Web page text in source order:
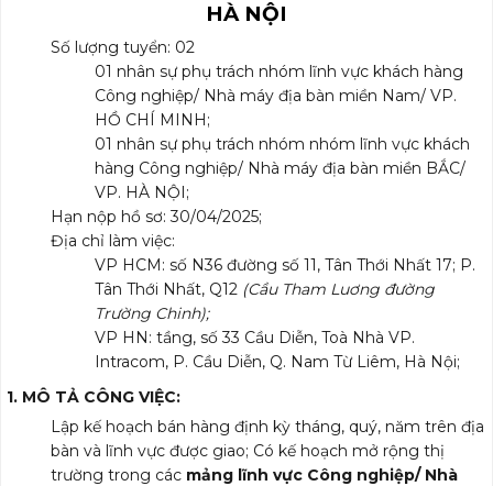
HÀ NỘI
Số lượng tuyển: 02
01 nhân sự phụ trách nhóm lĩnh vực khách hàng
Công nghiệp/ Nhà máy địa bàn miền Nam/ VP.
HỒ CHÍ MINH;
01 nhân sự phụ trách nhóm nhóm lĩnh vực khách
hàng Công nghiệp/ Nhà máy địa bàn miền BẮC/
VP. HÀ NỘI;
Hạn nộp hồ sơ: 30/04/2025;
Địa chỉ làm việc:
VP HCM: số N36 đường số 11, Tân Thới Nhất 17; P.
Tân Thới Nhất, Q12 (Cầu Tham Luơng đường
Trường Chinh);
VP HN: tầng, số 33 Cầu Diễn, Toà Nhà VP.
Intracom, P. Cầu Diễn, Q. Nam Từ Liêm, Hà Nội;
1. MÔ TẢ CÔNG VIỆC:
Lập kế hoạch bán hàng định kỳ tháng, quý, năm trên địa
bàn và lĩnh vực được giao; Có kế hoạch mở rộng thị
trường trong các mảng lĩnh vực Công nghiệp/ Nhà